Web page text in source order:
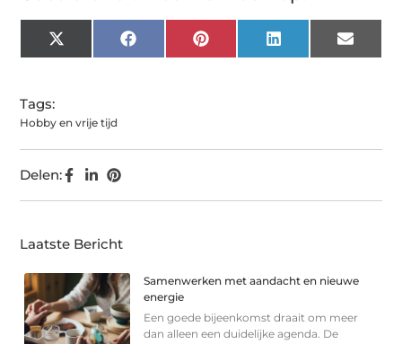
X
(Twitter)
FacebookPinterest LinkedIn Email
Tags:
Hobby en vrije tijd
Delen:
Laatste Bericht
Samenwerken met aandacht en nieuwe
energie
Een goede bijeenkomst draait om meer
dan alleen een duidelijke agenda. De